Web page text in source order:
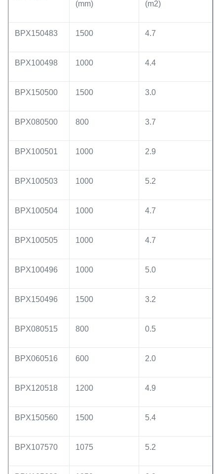
(mm)
(m2)
BPX150483 1500 4.7
BPX100498 1000 4.4
BPX150500 1500 3.0
BPX080500 800 3.7
BPX100501 1000 2.9
BPX100503 1000 5.2
BPX100504 1000 4.7
BPX100505 1000 4.7
BPX100496 1000 5.0
BPX150496 1500 3.2
BPX080515 800 0.5
BPX060516 600 2.0
BPX120518 1200 4.9
BPX150560 1500 5.4
BPX107570 1075 5.2